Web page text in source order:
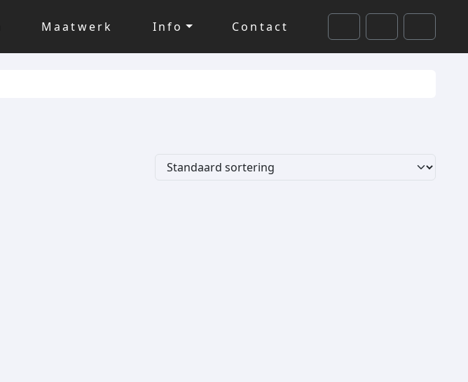
Maatwerk Info
Contact
SearchAccountCart